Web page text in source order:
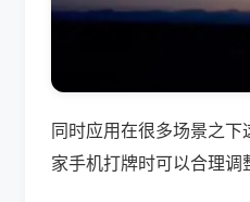
同时应用在很多场景之
家手机打牌时可以合理调